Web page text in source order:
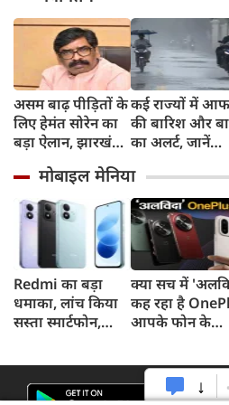
असम बाढ़ पीड़ितों के
लिए हेमंत सोरेन का
बड़ा ऐलान, झारखंड
रुपए की मदद
कई राज्यों में
की बारिश और
का अलर्ट, जानें
मोबाइल मेनिया
Redmi का बड़ा
धमाका, लांच किया
सस्ता स्मार्टफोन,
क्या सच में
कह रहा है
आपके फोन के